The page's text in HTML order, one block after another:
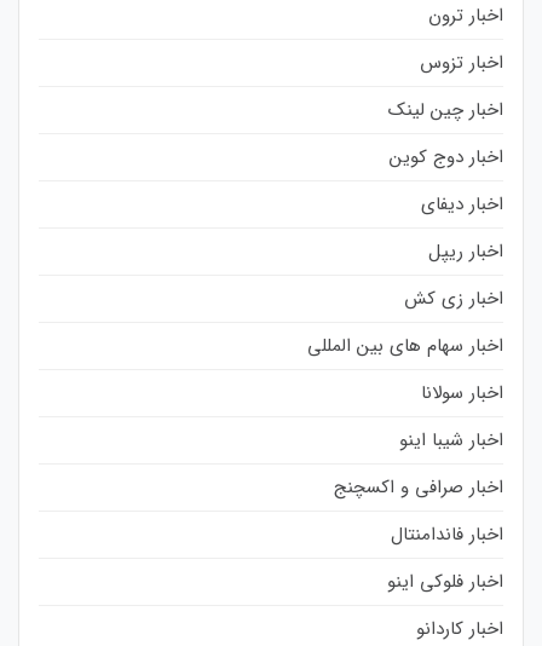
اخبار ترون
اخبار تزوس
اخبار چین لینک
اخبار دوج کوین
اخبار دیفای
اخبار ریپل
اخبار زی کش
اخبار سهام های بین المللی
اخبار سولانا
اخبار شیبا اینو
اخبار صرافی و اکسچنج
اخبار فاندامنتال
اخبار فلوکی اینو
اخبار کاردانو